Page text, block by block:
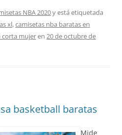
NBA 2020y está etiquetada
xl,camisetas nba baratas en
corta mujeren 20 de octubre de
basketball baratas
Mide